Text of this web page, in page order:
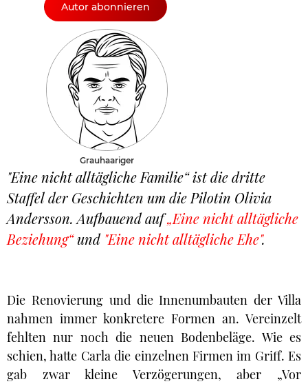
Autor abonnieren
Grauhaariger
"Eine nicht alltägliche Familie“ ist die dritte
Staffel der Geschichten um die Pilotin Olivia
Andersson. Aufbauend auf„Eine nicht alltägliche
Beziehung“und "Eine nicht alltägliche Ehe".
Die Renovierung und die Innenumbauten der Villa
nahmen immer konkretere Formen an. Vereinzelt
fehlten nur noch die neuen Bodenbeläge. Wie es
schien, hatte Carla die einzelnen Firmen im Griff. Es
gab zwar kleine Verzögerungen, aber „Vor